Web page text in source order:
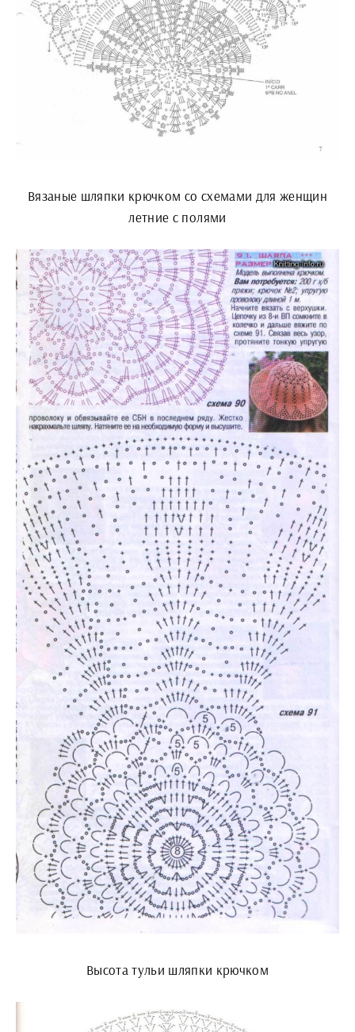
Вязаные шляпки крючком со схемами для женщин
летние с полями
Высота тульи шляпки крючком